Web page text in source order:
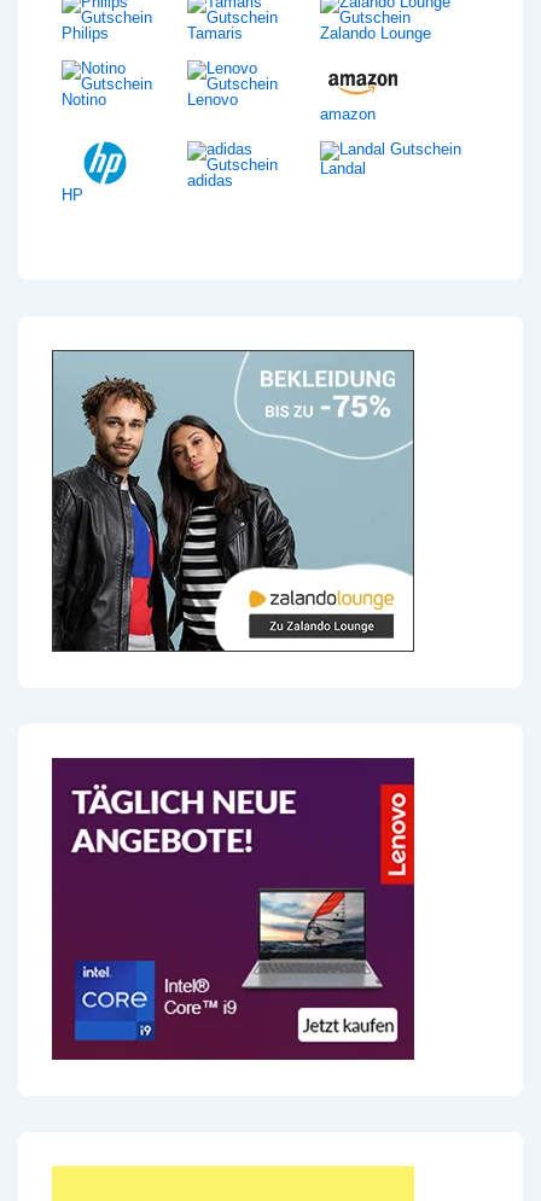
Philips Tamaris Zalando Lounge
Notino
Lenovo
amazon
HP
adidas
Landal